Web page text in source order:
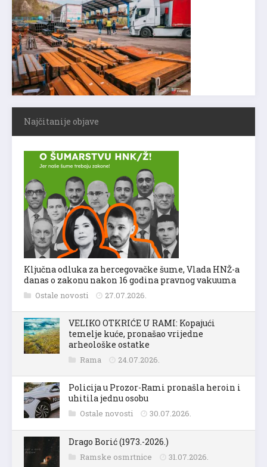
Najčitanije objave
Ključna odluka za hercegovačke šume, Vlada HNŽ-a
danas o zakonu nakon 16 godina pravnog vakuuma
Ostale novosti 27.07.2026.
VELIKO OTKRIĆE U RAMI: Kopajući
temelje kuće, pronašao vrijedne
arheološke ostatke
Rama 24.07.2026.
Policija u Prozor-Rami pronašla heroin i
uhitila jednu osobu
Ostale novosti 30.07.2026.
Drago Borić (1973.-2026.)
Ramske osmrtnice 31.07.2026.